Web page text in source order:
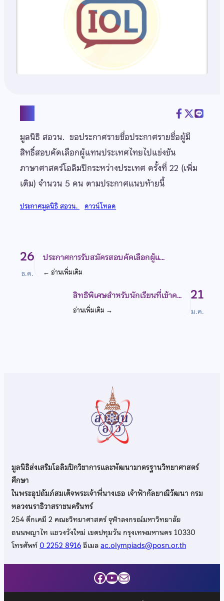
มูลนิธิ สอวน. ขอประกาศรายชื่อประกาศรายชื่อผู้มี
สิทธิ์สอบคัดเลือกผู้แทนประเทศไทยไปแข่งขัน
ภาษาศาสตร์โอลิมปิกระหว่างประเทศ ครั้งที่ 22 (เพิ่ม
เติม) จำนวน 5 คน ตามประกาศแนบท้ายนี้
ประกาศมูลนิธิ สอวน. ดาวน์โหลด
26
ธ.ค.
ประกาศการรับสมัครสอบคัดเลือกผู้แ…
← อ่านเพิ่มเติม
21
ม.ค.
สิทธิพิเศษสำหรับนักเรียนที่เข้าค…
อ่านเพิ่มเติม →
มูลนิธิส่งเสริมโอลิมปิกวิชาการและพัฒนามาตรฐานวิทยาศาสตร์
ศึกษา
ในพระอุปถัมภ์สมเด็จพระเจ้าพี่นางเธอ เจ้าฟ้ากัลยาณิวัฒนา กรม
หลวงนราธิวาสราชนครินทร์
254 ตึกเคมี 2 คณะวิทยาศาสตร์ จุฬาลงกรณ์มหาวิทยาลัย
ถนนพญาไท แขวงวังใหม่ เขตปทุมวัน กรุงเทพมหานคร 10330
โทรศัพท์0 2252 8916อีเมลac.olympiads@posn.or.th
Facebook
YouTube
Mail